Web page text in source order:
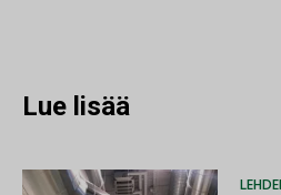
Lue lisää